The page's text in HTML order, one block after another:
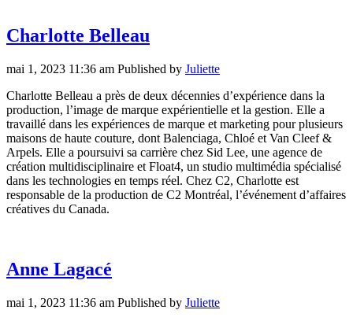
Charlotte Belleau
mai 1, 2023 11:36 am Published by Juliette
Charlotte Belleau a près de deux décennies d’expérience dans la
production, l’image de marque expérientielle et la gestion. Elle a
travaillé dans les expériences de marque et marketing pour plusieurs
maisons de haute couture, dont Balenciaga, Chloé et Van Cleef &
Arpels. Elle a poursuivi sa carrière chez Sid Lee, une agence de
création multidisciplinaire et Float4, un studio multimédia spécialisé
dans les technologies en temps réel. Chez C2, Charlotte est
responsable de la production de C2 Montréal, l’événement d’affaires
créatives du Canada.
Anne Lagacé
mai 1, 2023 11:36 am Published by Juliette